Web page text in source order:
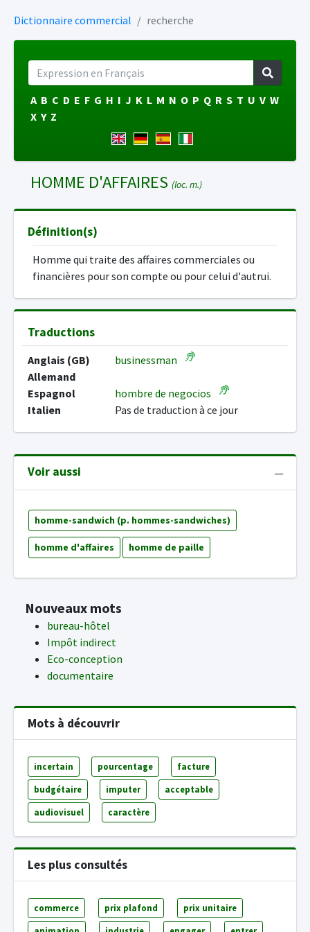
Dictionnaire commercial recherche
A B C D E F G H I J K L M N O P Q R S T U V W
X Y Z
HOMME D'AFFAIRES (loc. m.)
Définition(s)
Homme qui traite des affaires commerciales ou
financières pour son compte ou pour celui d'autrui.
Traductions
Anglais (GB)
businessman
Allemand
Espagnol
hombre de negocios
Italien
Pas de traduction à ce jour
Voir aussi
homme-sandwich (p. hommes-sandwiches)
homme d'affaires homme de paille
Nouveaux mots
bureau-hôtel
Impôt indirect
Eco-conception
documentaire
Mots à découvrir
incertain pourcentage facture
budgétaire imputer acceptable
audiovisuel caractère
Les plus consultés
commerce prix plafond prix unitaire